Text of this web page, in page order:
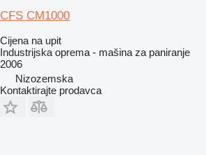
CFS CM1000
Cijena na upit
Industrijska oprema - mašina za paniranje
2006
Nizozemska
Kontaktirajte prodavca